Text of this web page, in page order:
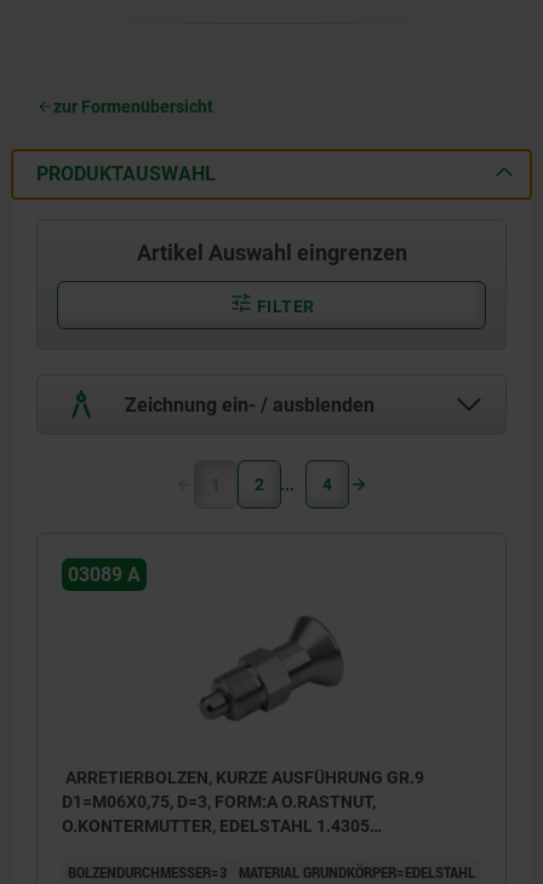
zur Formenübersicht
PRODUKTAUSWAHL
Artikel Auswahl eingrenzen
FILTER
Zeichnung ein- / ausblenden
1 2 4
03089 A
ARRETIERBOLZEN, KURZE AUSFÜHRUNG GR.9
D1=M06X0,75, D=3, FORM:A O.RASTNUT,
O.KONTERMUTTER, EDELSTAHL 1.4305
BOLZENDURCHMESSER=3
MATERIAL GRUNDKÖRPER=EDELSTAHL